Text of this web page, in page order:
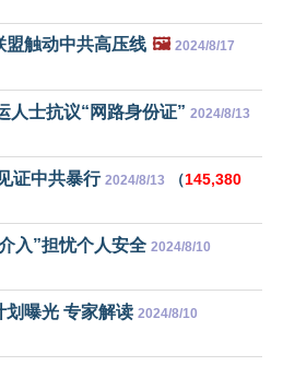
盟触动中共高压线 🖼️ 2024/8/17
人士抗议“网路身份证” 2024/8/13
证中共暴行 2024/8/13 （145,380
入”担忧个人安全 2024/8/10
划曝光 专家解读 2024/8/10